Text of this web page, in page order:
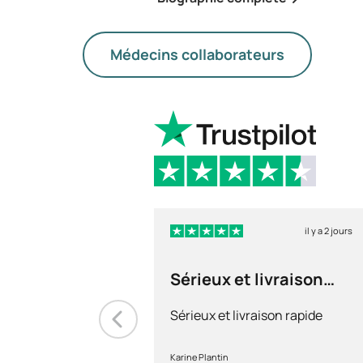
Médecins collaborateurs
il y a 2 jours
Sérieux et livraison
Sérieux et livraison rapide
Karine Plantin